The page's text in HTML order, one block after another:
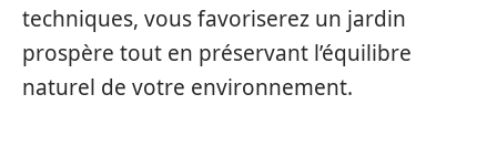
techniques, vous favoriserez un jardin
prospère tout en préservant l’équilibre
naturel de votre environnement.